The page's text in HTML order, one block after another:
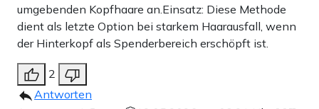
umgebenden Kopfhaare an.Einsatz: Diese Methode
dient als letzte Option bei starkem Haarausfall, wenn
der Hinterkopf als Spenderbereich erschöpft ist.
2
Antworten